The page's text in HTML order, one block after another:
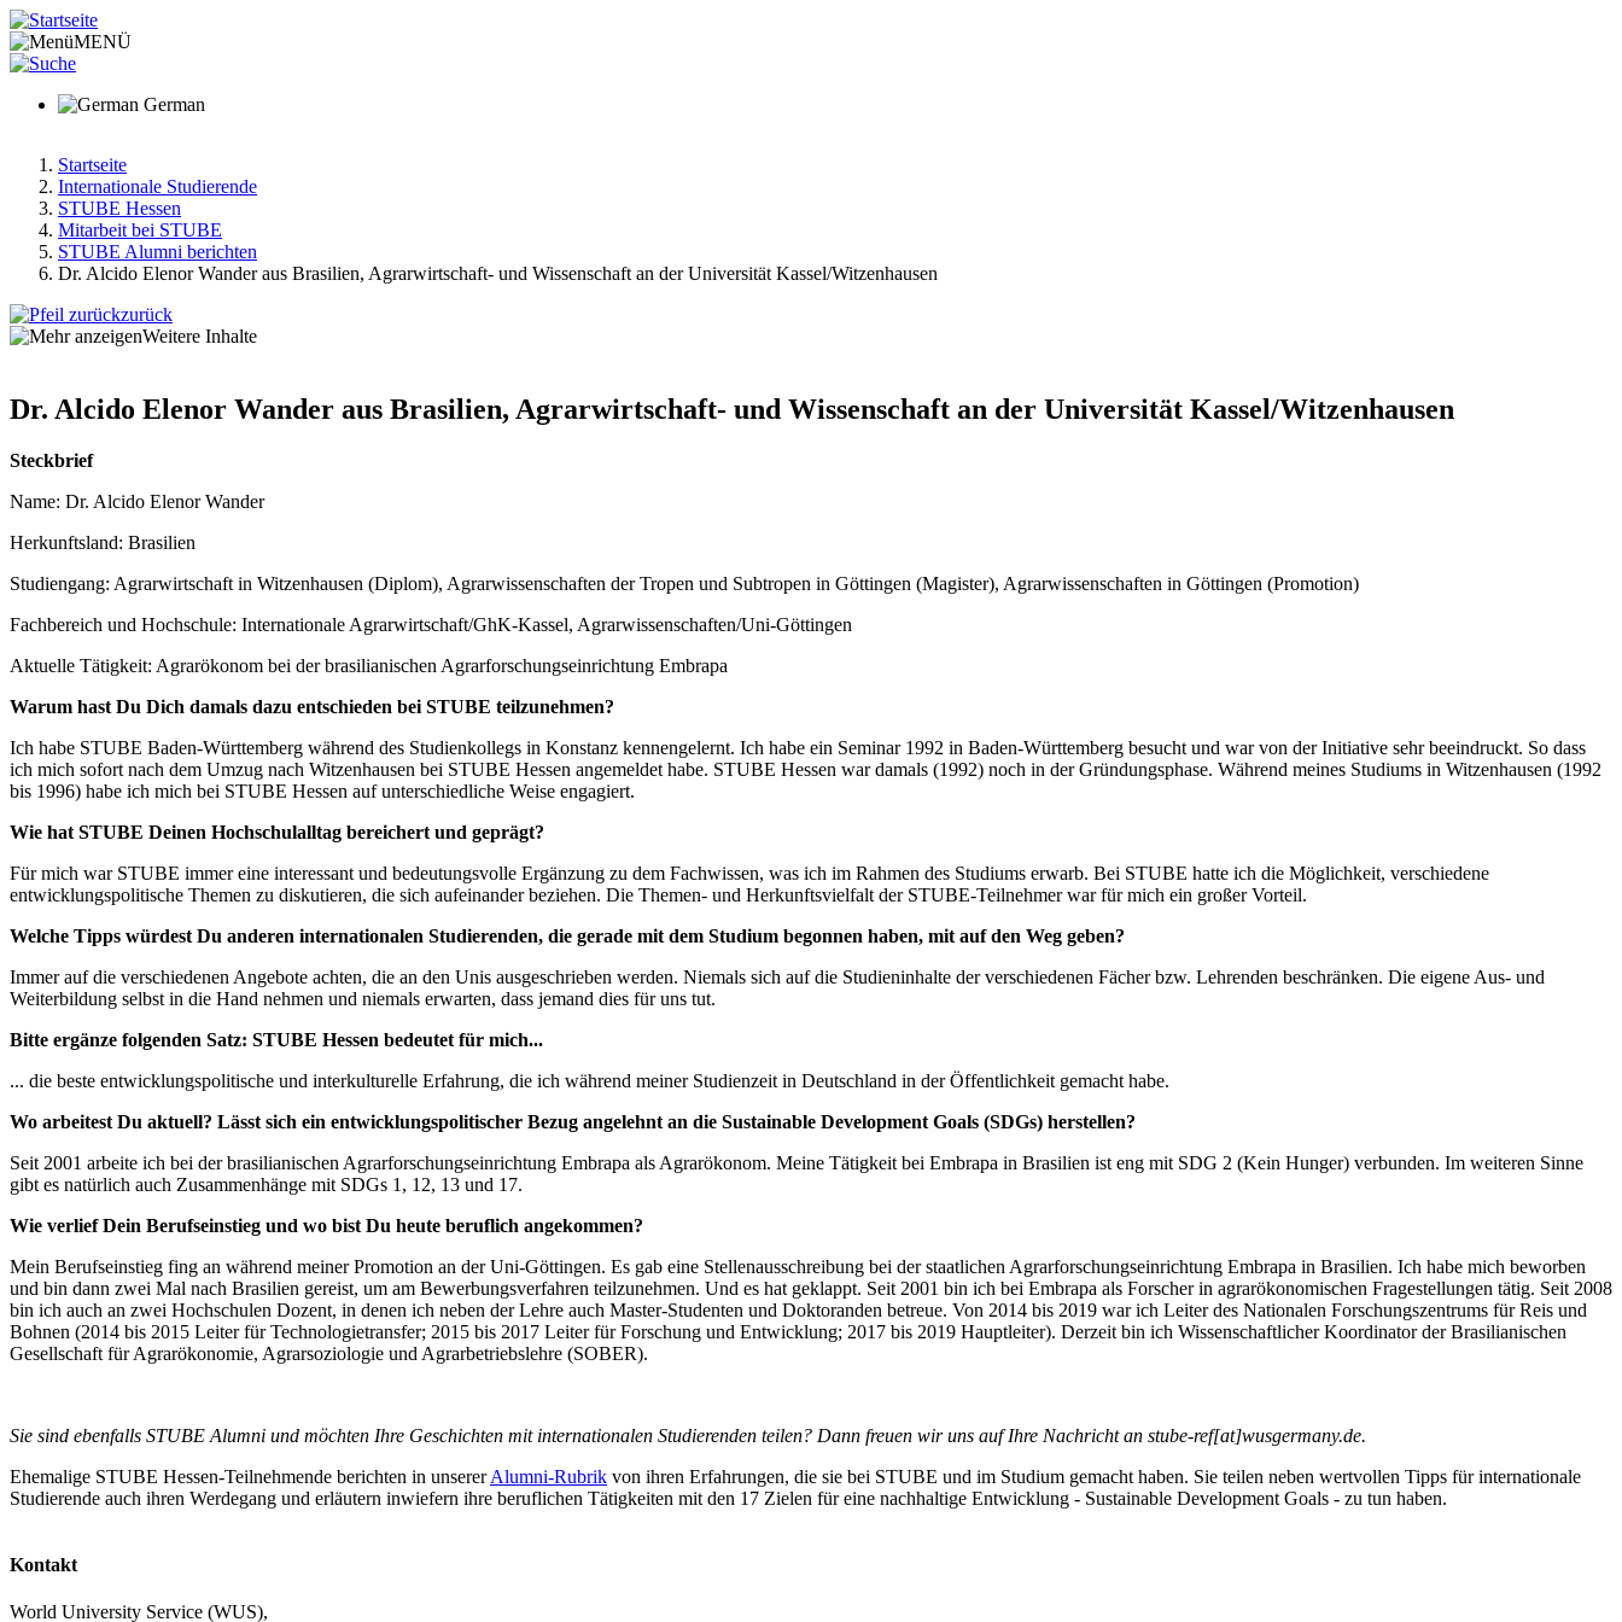
Direkt
zum
Inhalt
MENÜ
German
Pfadnavigation
Startseite
Internationale Studierende
STUBE Hessen
Mitarbeit bei STUBE
STUBE Alumni berichten
Dr. Alcido Elenor Wander aus Brasilien, Agrarwirtschaft- und Wissenschaft an der Universität Kassel/Witzenhausen
zurück
Weitere Inhalte
Dr. Alcido Elenor Wander aus Brasilien, Agrarwirtschaft- und Wissenschaft an der Universität Kassel/Witzenhausen
Steckbrief
Name: Dr. Alcido Elenor Wander
Herkunftsland: Brasilien
Studiengang: Agrarwirtschaft in Witzenhausen (Diplom), Agrarwissenschaften der Tropen und Subtropen in Göttingen (Magister), Agrarwissenschaften in Göttingen (Promotion)
Fachbereich und Hochschule: Internationale Agrarwirtschaft/GhK-Kassel, Agrarwissenschaften/Uni-Göttingen
Aktuelle Tätigkeit: Agrarökonom bei der brasilianischen Agrarforschungseinrichtung Embrapa
Warum hast Du Dich damals dazu entschieden bei STUBE teilzunehmen?
Ich habe STUBE Baden-Württemberg während des Studienkollegs in Konstanz kennengelernt. Ich habe ein Seminar 1992 in Baden-Württemberg besucht und war von der Initiative sehr beeindruckt. So dass
ich mich sofort nach dem Umzug nach Witzenhausen bei STUBE Hessen angemeldet habe. STUBE Hessen war damals (1992) noch in der Gründungsphase. Während meines Studiums in Witzenhausen (1992
bis 1996) habe ich mich bei STUBE Hessen auf unterschiedliche Weise engagiert.
Wie hat STUBE Deinen Hochschulalltag bereichert und geprägt?
Für mich war STUBE immer eine interessant und bedeutungsvolle Ergänzung zu dem Fachwissen, was ich im Rahmen des Studiums erwarb. Bei STUBE hatte ich die Möglichkeit, verschiedene
entwicklungspolitische Themen zu diskutieren, die sich aufeinander beziehen. Die Themen- und Herkunftsvielfalt der STUBE-Teilnehmer war für mich ein großer Vorteil.
Welche Tipps würdest Du anderen internationalen Studierenden, die gerade mit dem Studium begonnen haben, mit auf den Weg geben?
Immer auf die verschiedenen Angebote achten, die an den Unis ausgeschrieben werden. Niemals sich auf die Studieninhalte der verschiedenen Fächer bzw. Lehrenden beschränken. Die eigene Aus- und
Weiterbildung selbst in die Hand nehmen und niemals erwarten, dass jemand dies für uns tut.
Bitte ergänze folgenden Satz: STUBE Hessen bedeutet für mich...
... die beste entwicklungspolitische und interkulturelle Erfahrung, die ich während meiner Studienzeit in Deutschland in der Öffentlichkeit gemacht habe.
Wo arbeitest Du aktuell? Lässt sich ein entwicklungspolitischer Bezug angelehnt an die Sustainable Development Goals (SDGs) herstellen?
Seit 2001 arbeite ich bei der brasilianischen Agrarforschungseinrichtung Embrapa als Agrarökonom. Meine Tätigkeit bei Embrapa in Brasilien ist eng mit SDG 2 (Kein Hunger) verbunden. Im weiteren Sinne
gibt es natürlich auch Zusammenhänge mit SDGs 1, 12, 13 und 17.
Wie verlief Dein Berufseinstieg und wo bist Du heute beruflich angekommen?
Mein Berufseinstieg fing an während meiner Promotion an der Uni-Göttingen. Es gab eine Stellenausschreibung bei der staatlichen Agrarforschungseinrichtung Embrapa in Brasilien. Ich habe mich beworben
und bin dann zwei Mal nach Brasilien gereist, um am Bewerbungsverfahren teilzunehmen. Und es hat geklappt. Seit 2001 bin ich bei Embrapa als Forscher in agrarökonomischen Fragestellungen tätig. Seit 2008
bin ich auch an zwei Hochschulen Dozent, in denen ich neben der Lehre auch Master-Studenten und Doktoranden betreue. Von 2014 bis 2019 war ich Leiter des Nationalen Forschungszentrums für Reis und
Bohnen (2014 bis 2015 Leiter für Technologietransfer; 2015 bis 2017 Leiter für Forschung und Entwicklung; 2017 bis 2019 Hauptleiter). Derzeit bin ich Wissenschaftlicher Koordinator der Brasilianischen
Gesellschaft für Agrarökonomie, Agrarsoziologie und Agrarbetriebslehre (SOBER).
Sie sind ebenfalls STUBE Alumni und möchten Ihre Geschichten mit internationalen Studierenden teilen? Dann freuen wir uns auf Ihre Nachricht an stube-ref[at]wusgermany.de.
Ehemalige STUBE Hessen-Teilnehmende berichten in unsererAlumni-Rubrik von ihren Erfahrungen, die sie bei STUBE und im Studium gemacht haben. Sie teilen neben wertvollen Tipps für internationale
Studierende auch ihren Werdegang und erläutern inwiefern ihre beruflichen Tätigkeiten mit den 17 Zielen für eine nachhaltige Entwicklung - Sustainable Development Goals - zu tun haben.
Kontakt
World University Service (WUS),